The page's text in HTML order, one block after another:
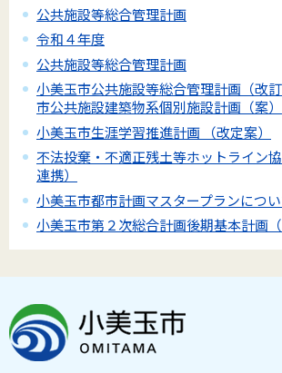
公共施設等総合管理計画
令和４年度
公共施設等総合管理計画
小美玉市公共施設等総合管理計画（改
市公共施設建築物系個別施設計画（案）
小美玉市生涯学習推進計画 （改定案）
不法投棄・不適正残土等ホットライン
連携）
小美玉市都市計画マスタープランにつ
小美玉市第２次総合計画後期基本計画（